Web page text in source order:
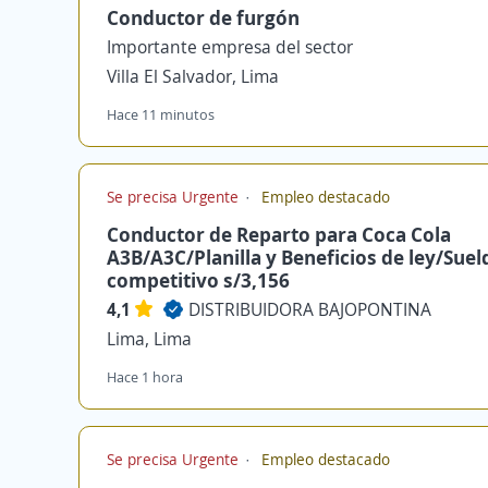
Conductor de furgón
Importante empresa del sector
Villa El Salvador, Lima
Hace 11 minutos
Se precisa Urgente Empleo destacado
Conductor de Reparto para Coca Cola
A3B/A3C/Planilla y Beneficios de ley/
competitivo s/3,156
4,1
DISTRIBUIDORA BAJOPONTINA
Lima, Lima
Hace 1 hora
Se precisa Urgente Empleo destacado